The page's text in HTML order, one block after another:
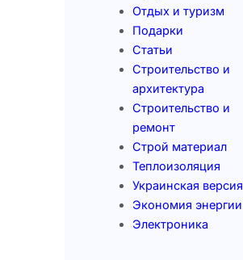
Отдых и туризм
Подарки
Статьи
Строительство и
архитектура
Строительство и
ремонт
Строй материал
Теплоизоляция
Украинская версия
Экономия энергии
Электроника